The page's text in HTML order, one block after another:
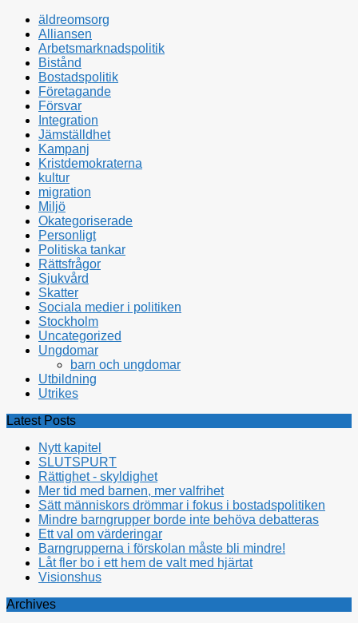
äldreomsorg
Alliansen
Arbetsmarknadspolitik
Bistånd
Bostadspolitik
Företagande
Försvar
Integration
Jämställdhet
Kampanj
Kristdemokraterna
kultur
migration
Miljö
Okategoriserade
Personligt
Politiska tankar
Rättsfrågor
Sjukvård
Skatter
Sociala medier i politiken
Stockholm
Uncategorized
Ungdomar
barn och ungdomar
Utbildning
Utrikes
Latest Posts
Nytt kapitel
SLUTSPURT
Rättighet - skyldighet
Mer tid med barnen, mer valfrihet
Sätt människors drömmar i fokus i bostadspolitiken
Mindre barngrupper borde inte behöva debatteras
Ett val om värderingar
Barngrupperna i förskolan måste bli mindre!
Låt fler bo i ett hem de valt med hjärtat
Visionshus
Archives